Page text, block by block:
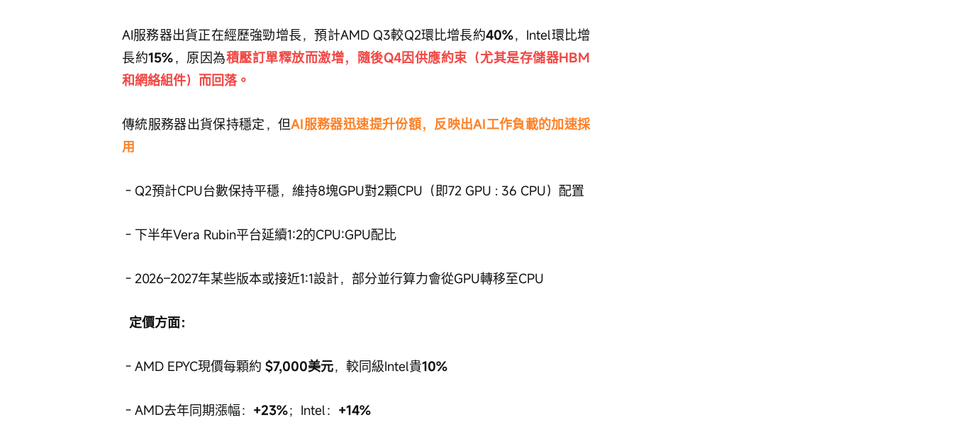
AI服務器出貨正在經歷強勁增長，預計AMD Q3較Q2環比增長約40%，Intel環比增
長約15%，原因為積壓訂單釋放而激增，隨後Q4因供應約束（尤其是存儲器HBM
和網絡組件）而回落。
傳統服務器出貨保持穩定，但AI服務器迅速提升份額，反映出AI工作負載的加速採
用
- Q2預計CPU台數保持平穩，維持8塊GPU對2顆CPU（即72 GPU : 36 CPU）配置
- 下半年Vera Rubin平台延續1:2的CPU:GPU配比
- 2026–2027年某些版本或接近1:1設計，部分並行算力會從GPU轉移至CPU
定價方面：
- AMD EPYC現價每顆約 $7,000美元，較同級Intel貴10%
- AMD去年同期漲幅： +23%；Intel： +14%